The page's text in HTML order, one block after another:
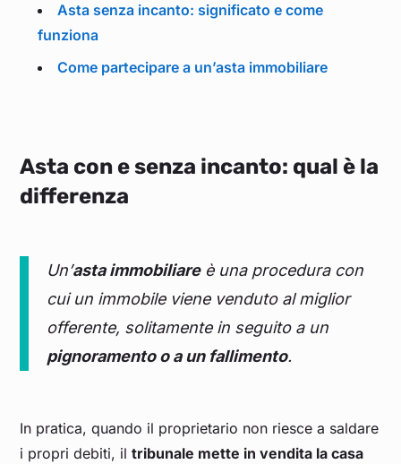
Asta senza incanto: significato e come
funziona
Come partecipare a un’asta immobiliare
Asta con e senza incanto: qual è la
differenza
Un’asta immobiliareè una procedura con
cui un immobile viene venduto al miglior
offerente, solitamente in seguito a un
pignoramento o a un fallimento.
In pratica, quando il proprietario non riesce a saldare
i propri debiti, iltribunale mette in vendita la casa